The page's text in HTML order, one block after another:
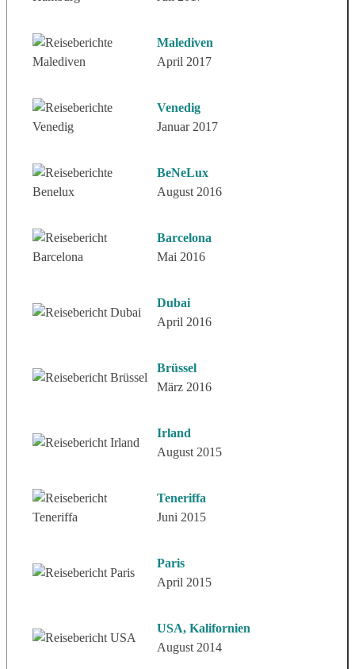
Malediven
April 2017
Venedig
Januar 2017
BeNeLux
August 2016
Barcelona
Mai 2016
Dubai
April 2016
Brüssel
März 2016
Irland
August 2015
Teneriffa
Juni 2015
Paris
April 2015
USA, Kalifornien
August 2014